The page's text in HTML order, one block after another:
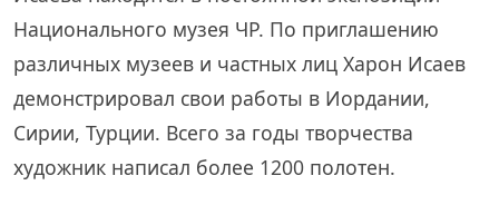
Национального музея ЧР. По приглашению
различных музеев и частных лиц Харон Исаев
демонстрировал свои работы в Иордании,
Сирии, Турции. Всего за годы творчества
художник написал более 1200 полотен.